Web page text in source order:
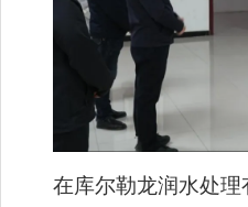
在库尔勒龙润水处理